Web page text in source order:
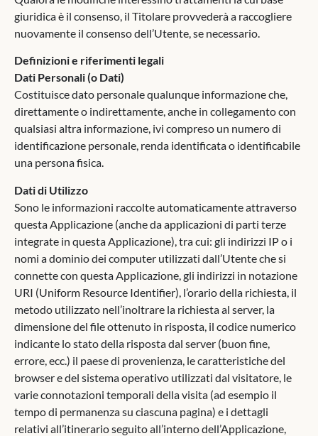
giuridica è il consenso, il Titolare provvederà a raccogliere
nuovamente il consenso dell’Utente, se necessario.
Definizioni e riferimenti legali
Dati Personali (o Dati)
Costituisce dato personale qualunque informazione che,
direttamente o indirettamente, anche in collegamento con
qualsiasi altra informazione, ivi compreso un numero di
identificazione personale, renda identificata o identificabile
una persona fisica.
Dati di Utilizzo
Sono le informazioni raccolte automaticamente attraverso
questa Applicazione (anche da applicazioni di parti terze
integrate in questa Applicazione), tra cui: gli indirizzi IP o i
nomi a dominio dei computer utilizzati dall’Utente che si
connette con questa Applicazione, gli indirizzi in notazione
URI (Uniform Resource Identifier), l’orario della richiesta, il
metodo utilizzato nell’inoltrare la richiesta al server, la
dimensione del file ottenuto in risposta, il codice numerico
indicante lo stato della risposta dal server (buon fine,
errore, ecc.) il paese di provenienza, le caratteristiche del
browser e del sistema operativo utilizzati dal visitatore, le
varie connotazioni temporali della visita (ad esempio il
tempo di permanenza su ciascuna pagina) e i dettagli
relativi all’itinerario seguito all’interno dell’Applicazione,